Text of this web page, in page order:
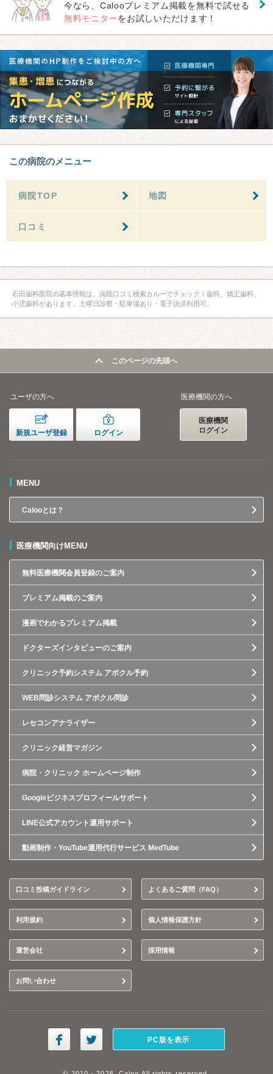
今なら、Calooプレミアム掲載を無料で試せる
無料モニターをお試しいただけます！
この病院のメニュー
病院TOP 地図
口コミ
石田歯科医院の基本情報は、病院口コミ検索カルーでチェック！歯科、矯正歯科、
小児歯科があります。土曜日診察・駐車場あり・電子決済利用可。
このページの先頭へ
ユーザの方へ
新規ユーザ登録 ログイン
医療機関の方へ
医療機関
ログイン
MENU
Calooとは？
医療機関向けMENU
無料医療機関会員登録のご案内
プレミアム掲載のご案内
漫画でわかるプレミアム掲載
ドクターズインタビューのご案内
クリニック予約システム アポクル予約
WEB問診システム アポクル問診
レセコンアナライザー
クリニック経営マガジン
病院・クリニック ホームページ制作
Googleビジネスプロフィールサポート
LINE公式アカウント運用サポート
動画制作・YouTube運用代行サービス MedTube
口コミ投稿ガイドライン よくあるご質問（FAQ）
利用規約 個人情報保護方針
運営会社 採用情報
お問い合わせ
PC版を表示